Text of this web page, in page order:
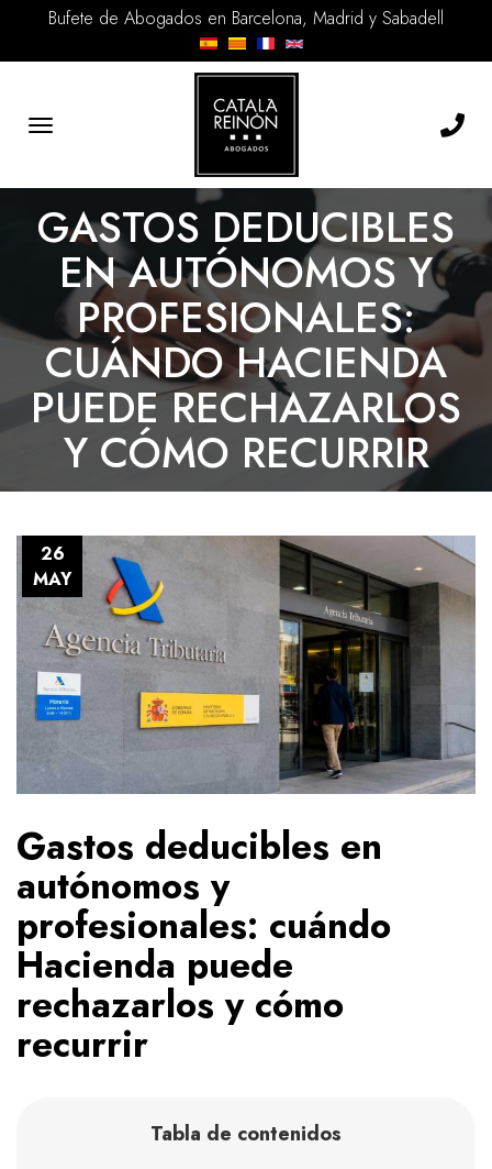
Bufete de Abogados en Barcelona, Madrid y Sabadell
Toggle
GASTOS DEDUCIBLES
EN AUTÓNOMOS Y
PROFESIONALES:
CUÁNDO HACIENDA
PUEDE RECHAZARLOS
Y CÓMO RECURRIR
26
MAY
Gastos deducibles en
autónomos y
profesionales: cuándo
Hacienda puede
rechazarlos y cómo
recurrir
Tabla de contenidos